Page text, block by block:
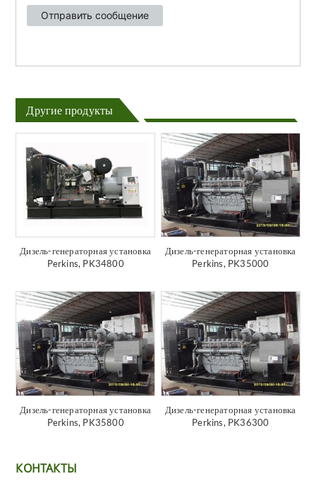
Другие продукты
Дизель-генераторная установка
Perkins, PK34800
Дизель-генераторная установка
Perkins, PK35000
Дизель-генераторная установка
Perkins, PK35800
Дизель-генераторная установка
Perkins, PK36300
КОНТАКТЫ